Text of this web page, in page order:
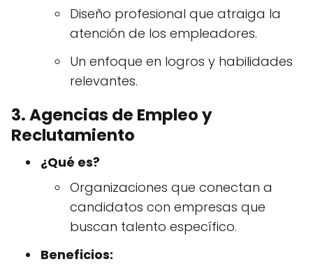
Diseño profesional que atraiga la
atención de los empleadores.
Un enfoque en logros y habilidades
relevantes.
3. Agencias de Empleo y
Reclutamiento
¿Qué es?
Organizaciones que conectan a
candidatos con empresas que
buscan talento específico.
Beneficios: